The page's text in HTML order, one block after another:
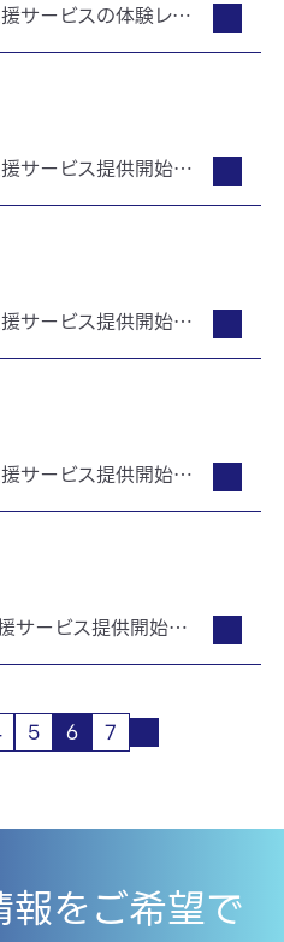
SPT通信 vol.15 | 遠隔支援サービスの体験レポートと活用イメージ
SPT通信 vol.14 | 遠隔支援サービス提供開始とアフターサポートのご案内
SPT通信 vol.13 | 遠隔支援サービス提供開始のお知らせ
SPT通信 vol.12 | 遠隔支援サービス提供開始とサポート内容のご紹介
SPT通信 vol.11 | 遠隔支援サービス提供開始のお知らせとプレスリリース
5 6 7
をご希望で